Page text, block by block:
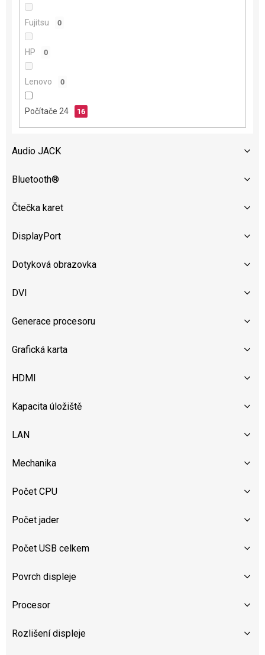
Fujitsu 0
HP 0
Lenovo 0
Počítače 24 16
Audio JACK
Bluetooth®
Čtečka karet
DisplayPort
Dotyková obrazovka
DVI
Generace procesoru
Grafická karta
HDMI
Kapacita úložiště
LAN
Mechanika
Počet CPU
Počet jader
Počet USB celkem
Povrch displeje
Procesor
Rozlišení displeje